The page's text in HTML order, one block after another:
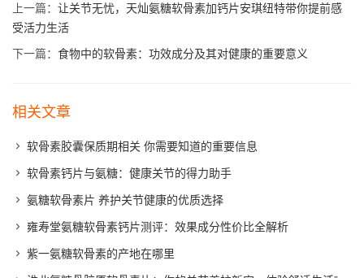
上一篇： 让关节无忧，天灿氨糖软骨素加钙片安琪纽特带你提前感
受活力生活
下一篇： 食物中的软骨素：功效成分及其对健康的重要意义
相关文章
软骨素胶囊保质期相关 你需要知道的重要信息
软骨素钙片与氨糖：健康关节的得力助手
氨糖软骨素片 养护关节健康的优质选择
雍寿堂氨糖软骨素钙片测评：效果成分性价比全解析
紫一氨糖软骨素的产地在哪里